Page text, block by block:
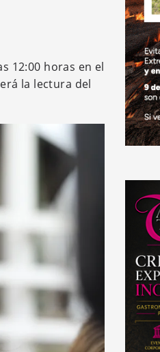
12:00 horas en el
la lectura del